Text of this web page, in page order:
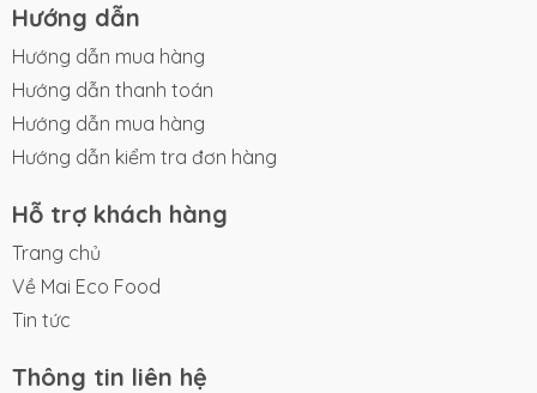
Hướng dẫn
Hướng dẫn mua hàng
Hướng dẫn thanh toán
Hướng dẫn mua hàng
Hướng dẫn kiểm tra đơn hàng
Hỗ trợ khách hàng
Trang chủ
Về Mai Eco Food
Tin tức
Thông tin liên hệ